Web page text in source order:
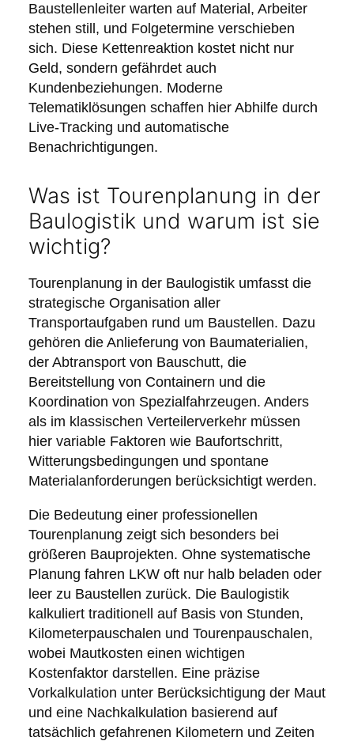
Baustellenleiter warten auf Material, Arbeiter
stehen still, und Folgetermine verschieben
sich. Diese Kettenreaktion kostet nicht nur
Geld, sondern gefährdet auch
Kundenbeziehungen. Moderne
Telematiklösungen schaffen hier Abhilfe durch
Live-Tracking und automatische
Benachrichtigungen.
Was ist Tourenplanung in der
Baulogistik und warum ist sie
wichtig?
Tourenplanung in der Baulogistik umfasst die
strategische Organisation aller
Transportaufgaben rund um Baustellen. Dazu
gehören die Anlieferung von Baumaterialien,
der Abtransport von Bauschutt, die
Bereitstellung von Containern und die
Koordination von Spezialfahrzeugen. Anders
als im klassischen Verteilerverkehr müssen
hier variable Faktoren wie Baufortschritt,
Witterungsbedingungen und spontane
Materialanforderungen berücksichtigt werden.
Die Bedeutung einer professionellen
Tourenplanung zeigt sich besonders bei
größeren Bauprojekten. Ohne systematische
Planung fahren LKW oft nur halb beladen oder
leer zu Baustellen zurück. Die Baulogistik
kalkuliert traditionell auf Basis von Stunden,
Kilometerpauschalen und Tourenpauschalen,
wobei Mautkosten einen wichtigen
Kostenfaktor darstellen. Eine präzise
Vorkalkulation unter Berücksichtigung der Maut
und eine Nachkalkulation basierend auf
tatsächlich gefahrenen Kilometern und Zeiten